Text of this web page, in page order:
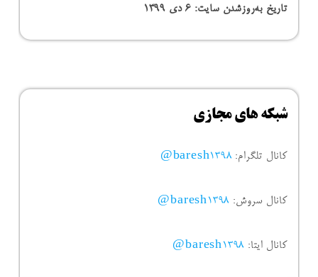
تاریخ به‌روزشدن سایت:۶ دی ۱۳۹۹
شبکه های مجازی
کانال تلگرام: baresh1398@
کانال سروش: baresh1398@
کانال ایتا: baresh1398@